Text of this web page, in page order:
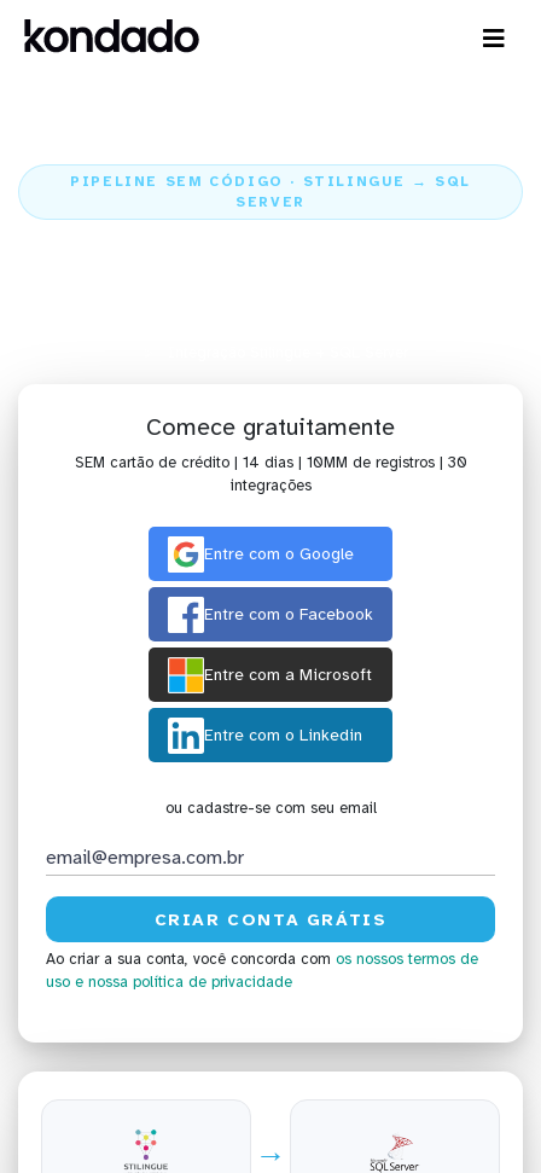
PIPELINE SEM CÓDIGO · STILINGUE → SQL
SERVER
Comece gratuitamente
SEM cartão de crédito | 14 dias | 10MM de registros | 30
integrações
Entre com o Google
Entre com o Facebook
Entre com a Microsoft
Entre com o Linkedin
ou cadastre-se com seu email
Ao criar a sua conta, você concorda com os nossos termos de
uso e nossa política de privacidade
→